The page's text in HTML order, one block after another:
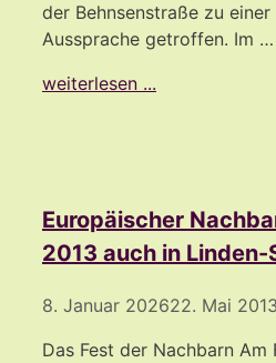
der Behnsenstraße zu
Aussprache getroffen. Im …
weiterlesen ...
Europäischer
2013 auch in Linden-
8. Januar 202622. Mai 2013
Das Fest der Nachbarn Am